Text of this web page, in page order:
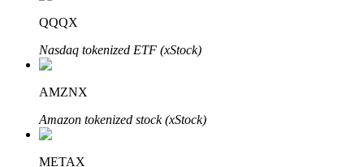
Empréstimos
QQQX
Nasdaq tokenized ETF (xStock)
AMZNX
Amazon tokenized stock (xStock)
METAX